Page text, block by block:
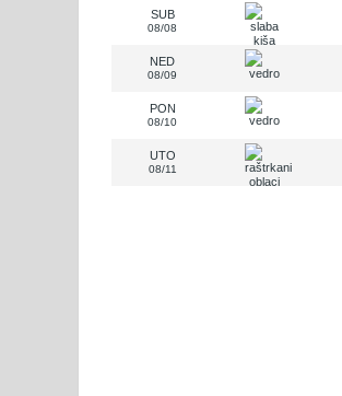
SUB
08/08
NED
08/09
PON
08/10
UTO
08/11